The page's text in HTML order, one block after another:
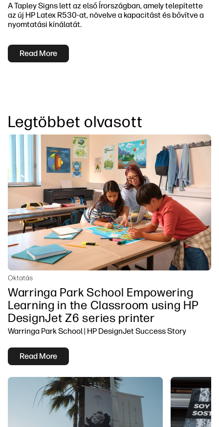
A Tapley Signs lett az első Írországban, amely telepítette
az új HP Latex R530-at, növelve a kapacitást és bővítve a
nyomtatási kínálatát.
Read More
Legtöbbet olvasott
Oktatás
Warringa Park School Empowering
Learning in the Classroom using HP
DesignJet Z6 series printer
Warringa Park School | HP DesignJet Success Story
Read More